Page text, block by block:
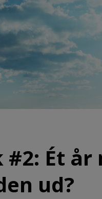
Ét år
ud?